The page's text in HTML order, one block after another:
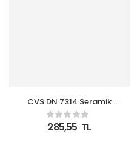
CVS DN 7314 Seramik
Kaplama Saç
Düzleştirici
285,55 TL